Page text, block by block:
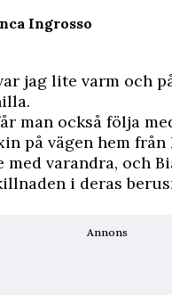
Ingrosso
jag lite varm och
man också följa
på vägen hem från
med varandra, och
i deras
Annons